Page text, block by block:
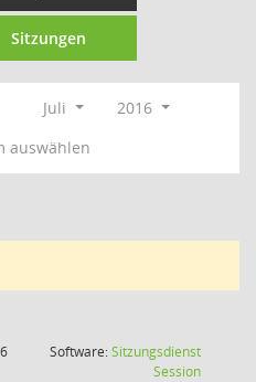
Sitzungen
Juli
2016
auswählen
Software:Sitzungsdienst
Session(Wird in